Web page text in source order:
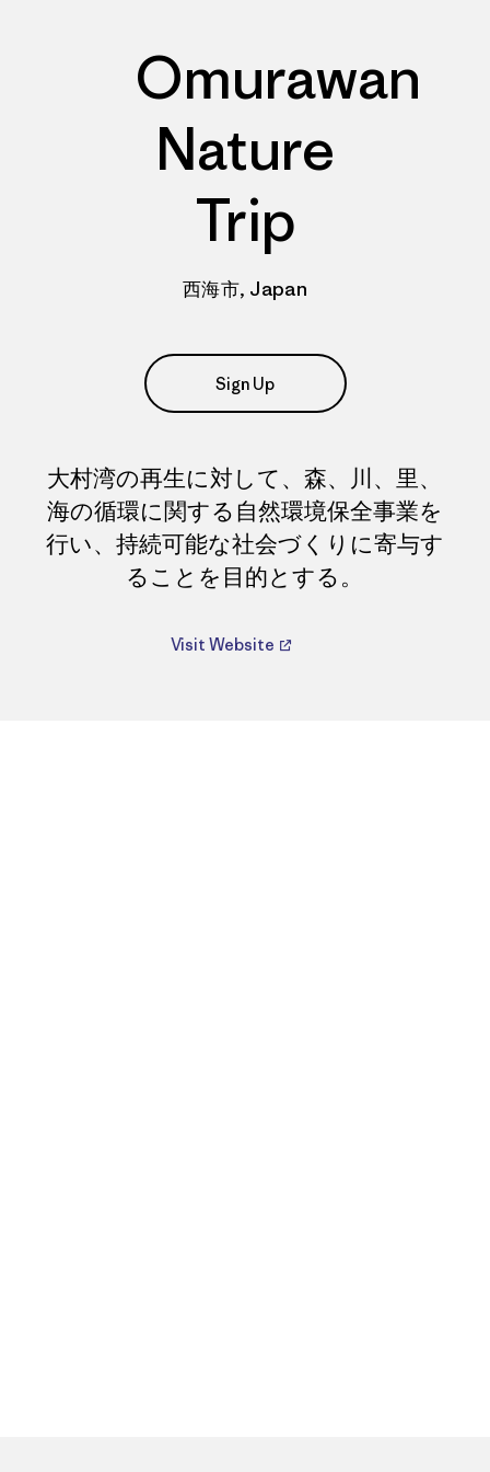
Omurawan
Nature
Trip
西海市, Japan
Sign Up
大村湾の再生に対して、森、川、里、
海の循環に関する自然環境保全事業を
行い、持続可能な社会づくりに寄与す
ることを目的とする。
Visit Website